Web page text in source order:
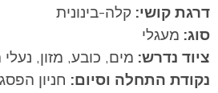
דרגת קושי: קלה-בינונית
סוג: מעגלי
ציוד נדרש: מים, כובע, מזון,
נקודת התחלה וסיום: חניון